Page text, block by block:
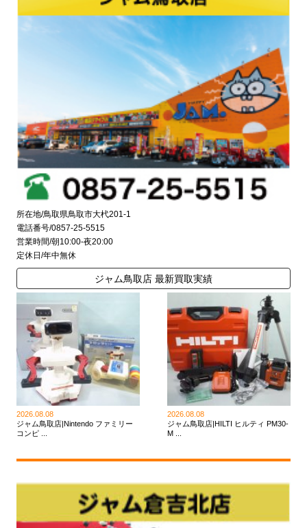
所在地/鳥取県鳥取市大杙201-1
電話番号/0857-25-5515
営業時間/朝10:00-夜20:00
定休日/年中無休
ジャム鳥取店 最新買取実績
2026.08.08
ジャム鳥取店|Nintendo ファミリー
コンピ ...
2026.08.08
ジャム鳥取店|HILTI ヒルティ PM30-
M ...